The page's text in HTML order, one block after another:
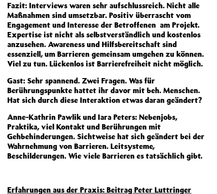
Fazit: Interviews waren sehr aufschlussreich. Nicht alle
Maßnahmen sind umsetzbar. Positiv überrascht vom
Engagement und Interesse der Betroffenen am Projekt.
Expertise ist nicht als selbstverständlich und kostenlos
anzusehen. Awareness und Hilfsbereitschaft sind
essenziell, um Barrieren gemeinsam umgehen zu können.
Viel zu tun. Lückenlos ist Barrierefreiheit nicht möglich.
Gast: Sehr spannend. Zwei Fragen. Was für
Berührungspunkte hattet ihr davor mit beh. Menschen.
Hat sich durch diese Interaktion etwas daran geändert?
Anne-Kathrin Pawlik und Iara Peters: Nebenjobs,
Praktika, viel Kontakt und Berührungen mit
Gehbehinderungen. Sichtweise hat sich geändert bei der
Wahrnehmung von Barrieren. Leitsysteme,
Beschilderungen. Wie viele Barrieren es tatsächlich gibt.
Erfahrungen aus der Praxis: Beitrag Peter Luttringer